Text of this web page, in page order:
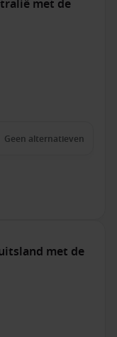
met de
Geen alternatieven
met de